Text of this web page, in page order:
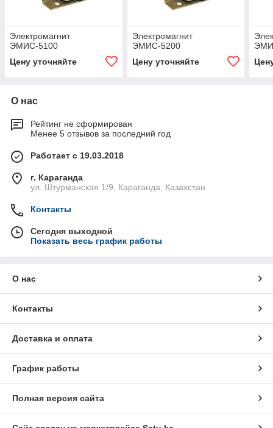
Электромагнит
ЭМИС-5100
Цену уточняйте
Электромагнит
ЭМИС-5200
Цену уточняйте
О нас
Рейтинг не сформирован
Менее 5 отзывов за последний год
Работает с 19.03.2018
г. Караганда
ул. Штурманская 1/9, Караганда, Казахстан
Контакты
Сегодня выходной
Показать весь график работы
О нас
Контакты
Доставка и оплата
График работы
Полная версия сайта